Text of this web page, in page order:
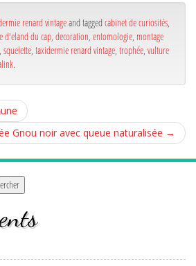
r
renard vintageand tagged cabinet de curiosités
d'eland du cap decoration entomologie montage
squelette taxidermie renard vintage trophée vulture
.
Gnou noir avec queue naturalisée →